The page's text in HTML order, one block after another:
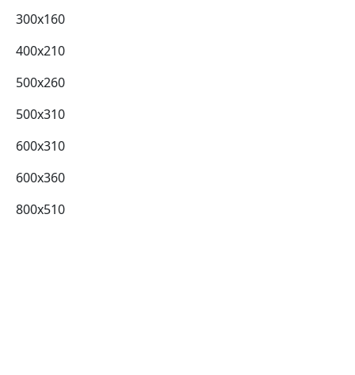
300x160
400x210
500x260
500x310
600x310
600x360
800x510